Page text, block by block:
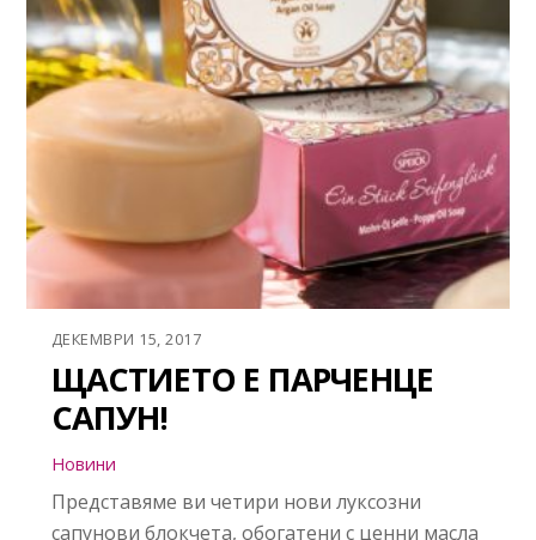
ДЕКЕМВРИ 15, 2017
ЩАСТИЕТО Е ПАРЧЕНЦЕ
САПУН!
Новини
Представяме ви четири нови луксозни
сапунови блокчета, обогатени с ценни масла